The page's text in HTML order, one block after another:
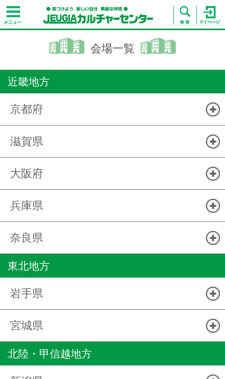
会場一覧
近畿地方
京都府
滋賀県
大阪府
兵庫県
奈良県
東北地方
岩手県
宮城県
北陸・甲信越地方